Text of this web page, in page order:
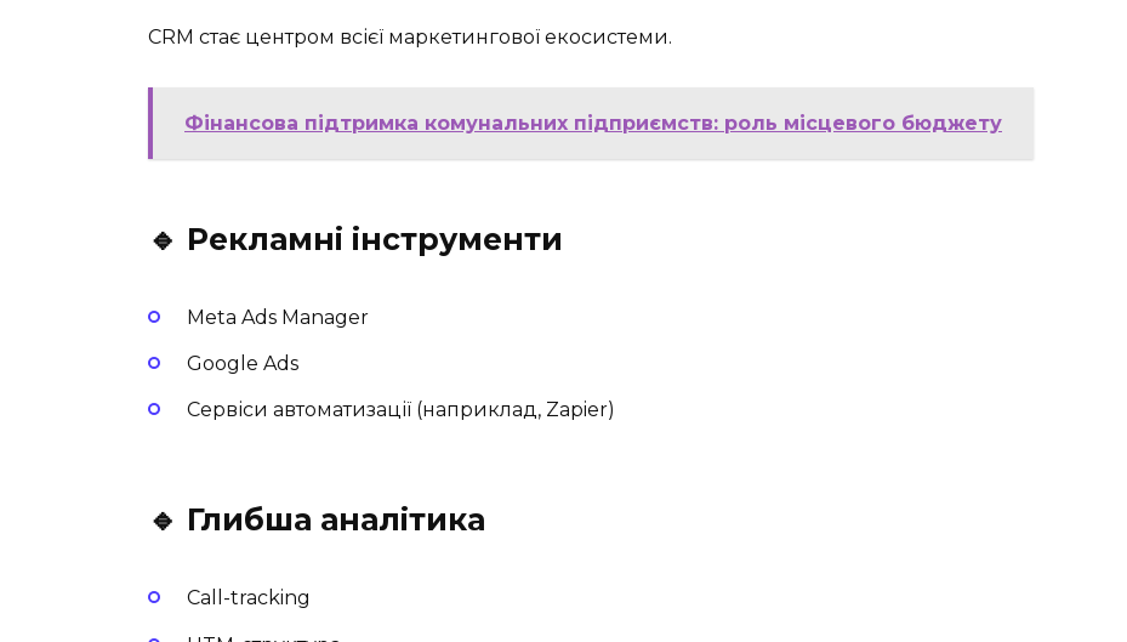
CRM стає центром всієї маркетингової екосистеми.
Фінансова підтримка комунальних підприємств: роль місцевого бюджету
🔹 Рекламні інструменти
Meta Ads Manager
Google Ads
Сервіси автоматизації (наприклад, Zapier)
🔹 Глибша аналітика
Call-tracking